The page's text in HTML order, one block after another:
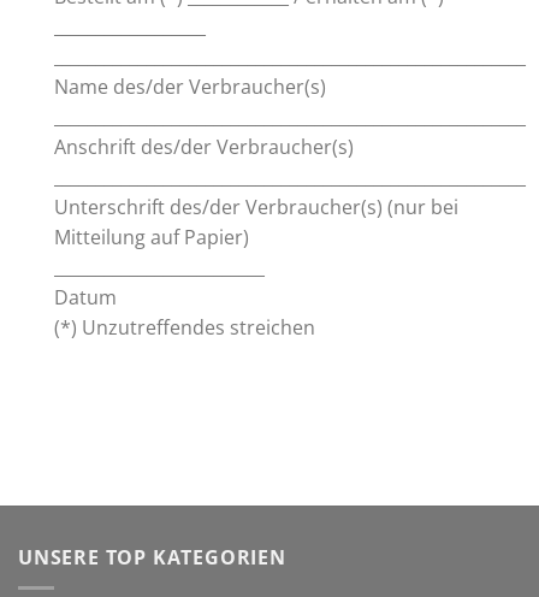
Name des/der Verbraucher(s)
Anschrift des/der Verbraucher(s)
Unterschrift des/der Verbraucher(s) (nur bei
Mitteilung auf Papier)
Datum
(*) Unzutreffendes streichen
UNSERE TOP KATEGORIEN